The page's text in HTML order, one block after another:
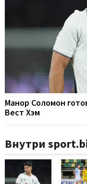
Манор Соломон
Вест Хэм
Внутри